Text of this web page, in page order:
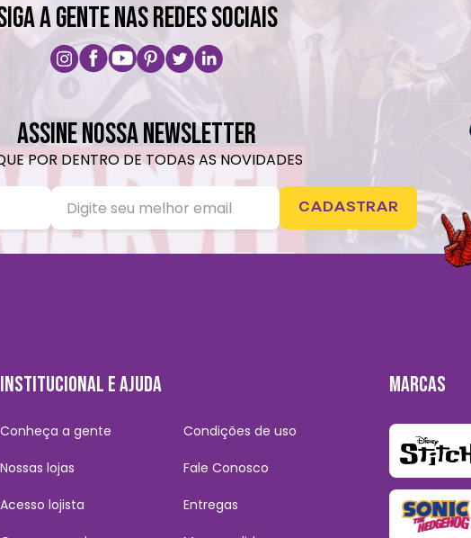
A GENTE NAS REDES SOCIAIS
ASSINE NOSSA NEWSLETTER
POR DENTRO DE TODAS AS NOVIDADES
CADASTRAR
INSTITUCIONAL E AJUDA
Conheça a gente
Nossas lojas
Acesso lojista
Condições de uso
Fale Conosco
Entregas
MARCAS